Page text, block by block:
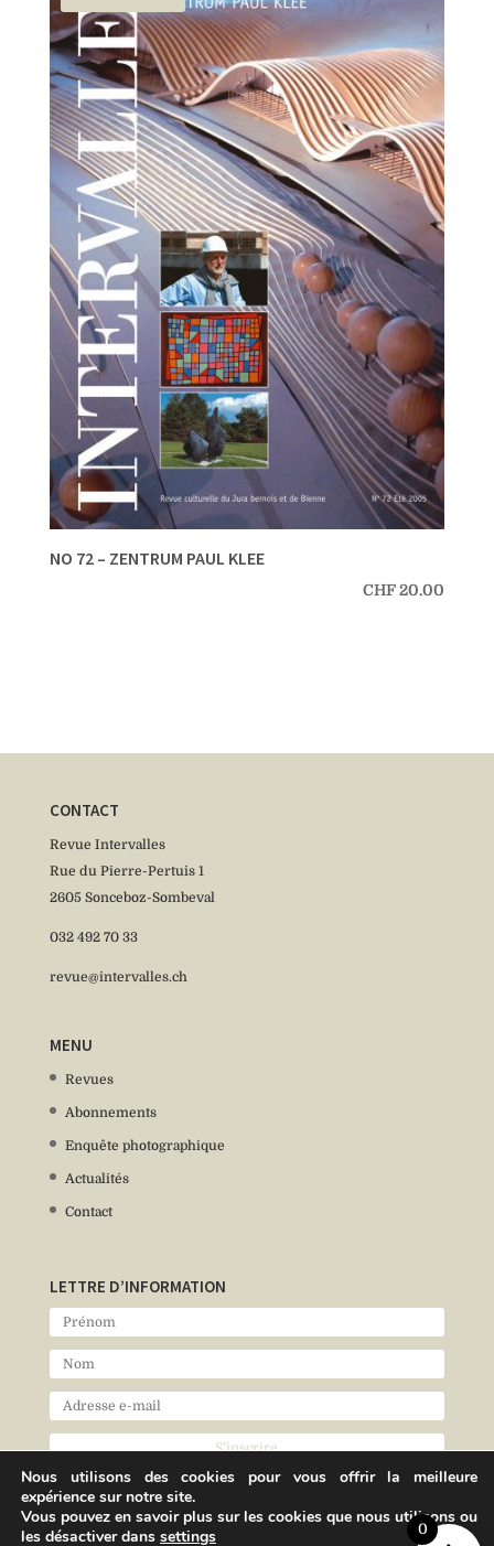
NO 72 – ZENTRUM PAUL KLEE
CHF20.00
CONTACT
Revue Intervalles
Rue du Pierre-Pertuis 1
2605 Sonceboz-Sombeval
032 492 70 33
revue@intervalles.ch
MENU
Revues
Abonnements
Enquête photographique
Actualités
Contact
LETTRE D’INFORMATION
Nous utilisons des cookies pour vous offrir la meilleure
expérience sur notre site.
Vous pouvez en savoir plus sur les cookies que nous utilisons ou
les désactiver dans settings 0